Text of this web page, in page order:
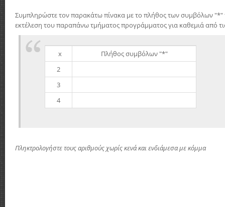
Συμπληρώστε τον παρακάτω πίνακα με το πλήθος των συμβόλων "*"
εκτέλεση του παραπάνω τμήματος προγράμματος για καθεμιά από
x
Πλήθος συμβόλων "*"
2
3
4
Πληκτρολογήστε τους αριθμούς χωρίς κενά και ενδιάμεσα με κόμμα